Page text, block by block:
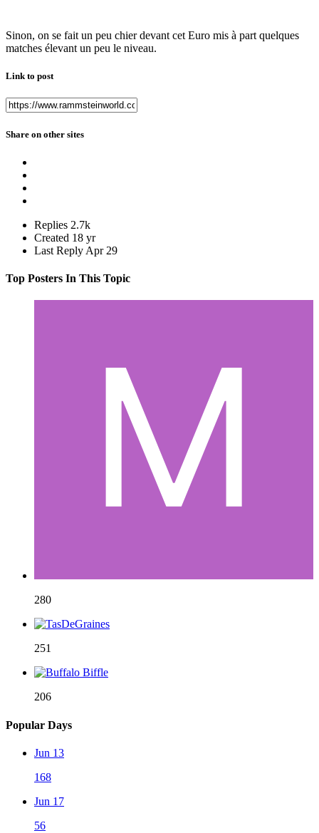
Sinon, on se fait un peu chier devant cet Euro mis à part quelques
matches élevant un peu le niveau.
Link to post
Share on other sites
Replies 2.7k
Created 18 yr
Last Reply Apr 29
Top Posters In This Topic
280
251
206
Popular Days
Jun 13
168
Jun 17
56